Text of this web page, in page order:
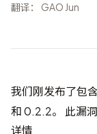
翻译： GAO Jun
我们刚发布了包
和 0.2.2。 此漏
详情